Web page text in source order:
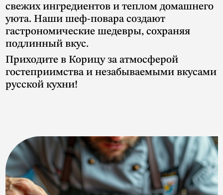
свежих ингредиентов и теплом домашнего
уюта. Наши шеф-повара создают
гастрономические шедевры, сохраняя
подлинный вкус.
Приходите в Корицу за атмосферой
гостеприимства и незабываемыми вкусами
русской кухни!